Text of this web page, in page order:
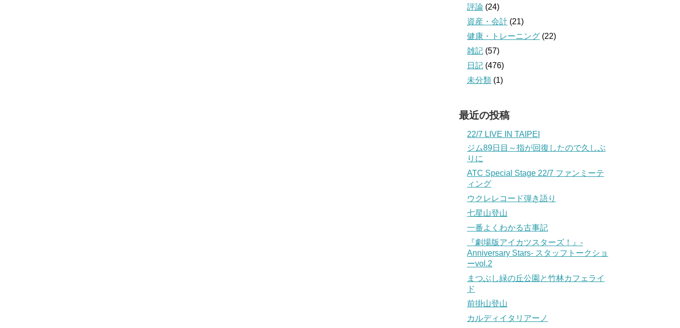
評論 (24)
資産・会計 (21)
健康・トレーニング (22)
雑記 (57)
日記 (476)
未分類 (1)
最近の投稿
22/7 LIVE IN TAIPEI
ジム89日目～指が回復したので久しぶ
りに
ATC Special Stage 22/7 ファンミーテ
ィング
ウクレレコード弾き語り
七星山登山
一番よくわかる古事記
『劇場版アイカツスターズ！』-
Anniversary Stars- スタッフトークショ
ーvol.2
まつぶし緑の丘公園と竹林カフェライ
ド
前掛山登山
カルディイタリアーノ